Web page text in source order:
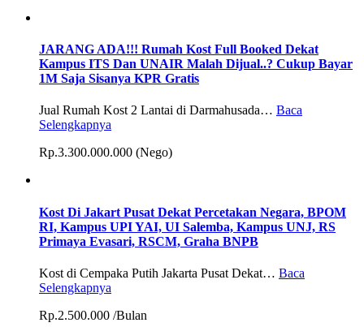
JARANG ADA!!! Rumah Kost Full Booked Dekat
Kampus ITS Dan UNAIR Malah Dijual..? Cukup Bayar
1M Saja Sisanya KPR Gratis
Jual Rumah Kost 2 Lantai di Darmahusada… Baca
Selengkapnya
Rp.3.300.000.000 (Nego)
Kost Di Jakart Pusat Dekat Percetakan Negara, BPOM
RI, Kampus UPI YAI, UI Salemba, Kampus UNJ, RS
Primaya Evasari, RSCM, Graha BNPB
Kost di Cempaka Putih Jakarta Pusat Dekat… Baca
Selengkapnya
Rp.2.500.000 /Bulan